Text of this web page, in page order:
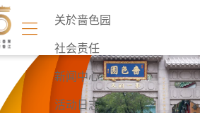
关於啬色园
社会责任
新闻中心
活动日志